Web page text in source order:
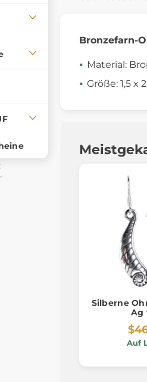
Bronzefarn-
Material:
Größe: 1,5 x
Silberne
Ag
Auf